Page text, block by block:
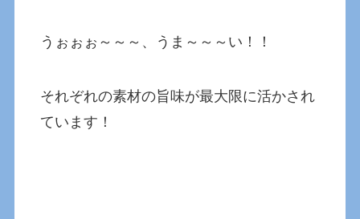
うぉぉぉ～～～、うま～～～い！！
それぞれの素材の旨味が最大限に活かされ
ています！